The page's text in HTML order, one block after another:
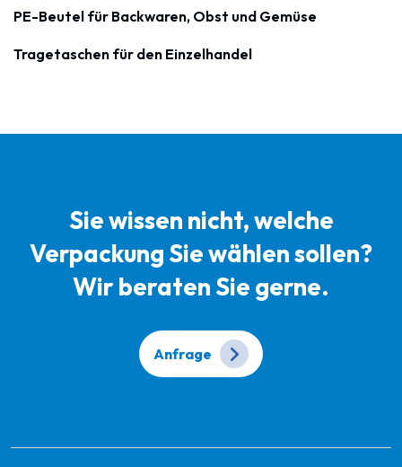
PE-Beutel für Backwaren, Obst und Gemüse
Tragetaschen für den Einzelhandel
Sie wissen nicht, welche
Verpackung Sie wählen sollen?
Wir beraten Sie gerne.
Anfrage